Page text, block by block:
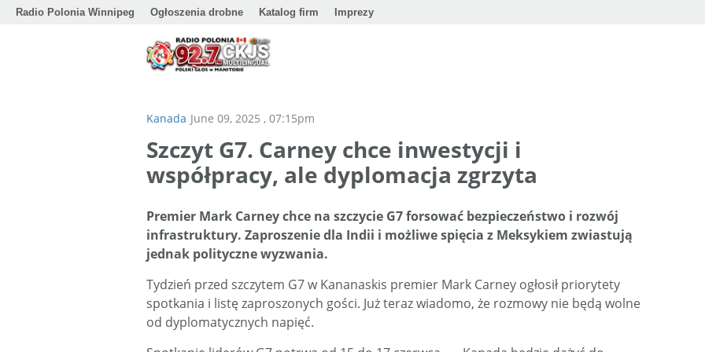
Radio Polonia Winnipeg Ogłoszenia drobne Katalog firm Imprezy
Kanada June 09, 2025 , 07:15pm
Szczyt G7. Carney chce inwestycji i
współpracy, ale dyplomacja zgrzyta
Premier Mark Carney chce na szczycie G7 forsować bezpieczeństwo i rozwój
infrastruktury. Zaproszenie dla Indii i możliwe spięcia z Meksykiem zwiastują
jednak polityczne wyzwania.
Tydzień przed szczytem G7 w Kananaskis premier Mark Carney ogłosił priorytety
spotkania i listę zaproszonych gości. Już teraz wiadomo, że rozmowy nie będą wolne
od dyplomatycznych napięć.